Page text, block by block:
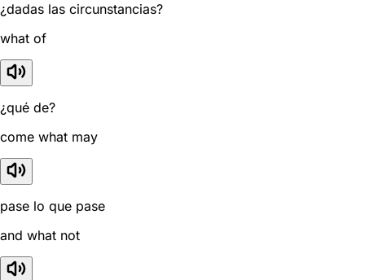
¿dadas las circunstancias?
what of
¿qué de?
come what may
pase lo que pase
and what not